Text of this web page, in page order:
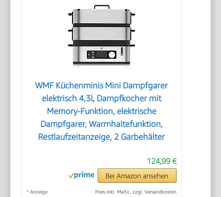
WMF Küchenminis Mini Dampfgarer
elektrisch 4,3l, Dampfkocher mit
Memory-Funktion, elektrische
Dampfgarer, Warmhaltefunktion,
Restlaufzeitanzeige, 2 Garbehälter
124,99 €
Bei Amazon ansehen
* Anzeige Preis inkl. MwSt., zzgl. Versandkosten